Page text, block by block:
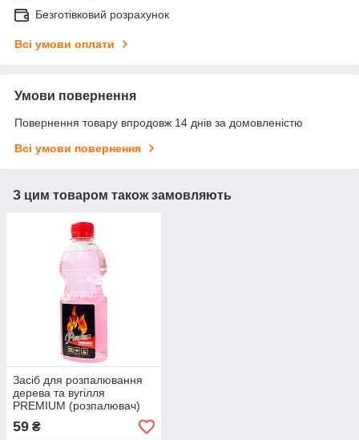
Безготівковий розрахунок
Всі умови оплати
Умови повернення
Повернення товару впродовж 14 днів за домовленістю
Всі умови повернення
З цим товаром також замовляють
Засіб для розпалювання
дерева та вугілля
PREMIUM (розпалювач)
0.4 л
59 ₴